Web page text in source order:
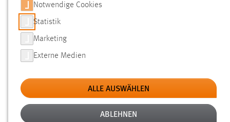
SUCHE
FILTER
Typ
Erstellungsdatum
Notwendige Cookies
Statistik
Marketing
Externe Medien
ALLE AUSWÄHLEN
ABLEHNEN